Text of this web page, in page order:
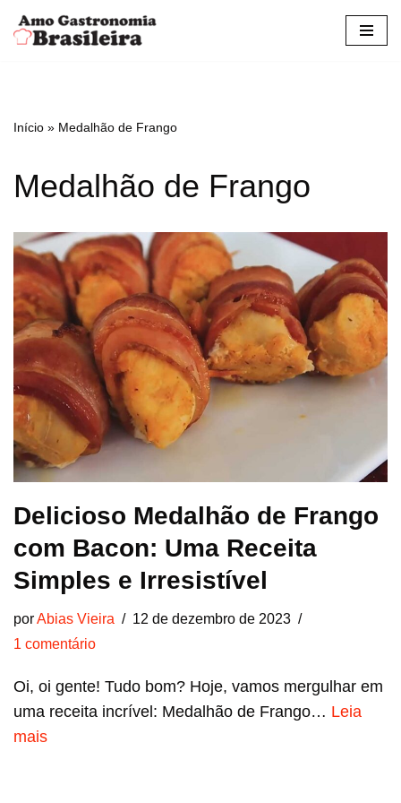
Pular
conteúdo
Início » Medalhão de Frango
Medalhão de Frango
Delicioso Medalhão de Frango
com Bacon: Uma Receita
Simples e Irresistível
porAbias Vieira
12 de dezembro de 2023
1 comentário
Oi, oi gente! Tudo bom? Hoje, vamos mergulhar em
uma receita incrível: Medalhão de Frango… Leia
mais